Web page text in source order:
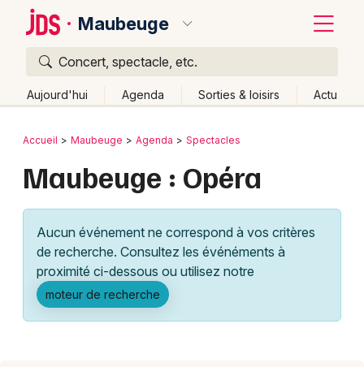
Maubeuge
Concert, spectacle, etc.
Aujourd'hui Agenda Sorties & loisirs Actu
Publier un événement
Grands événements
Activité & Expérience
Manifestations
Bordeaux
Lille
Lyon
Marseille
Retour
Accueil Maubeuge Agenda Spectacles
Maubeuge : Opéra
Aucun événement ne correspond à vos critères
de recherche. Consultez les événéments à
proximité ci-dessous ou utilisez notre
moteur de recherche
Quoi ?
Où ?
Nord-Pas-de-Calais
Partout
Près de moi
Quand ?
Effacer les dates